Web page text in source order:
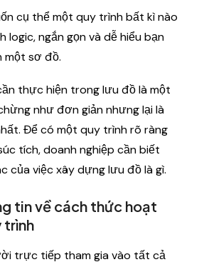
cụ thể một quy trình bất kì nào
logic, ngắn gọn và dễ hiểu bạn
một sơ đồ.
thực hiện trong lưu đồ là một
như đơn giản nhưng lại là
Để có một quy trình rõ ràng
tích, doanh nghiệp cần biết
của việc xây dựng lưu đồ là gì.
tin về cách thức hoạt
trình
trực tiếp tham gia vào tất cả